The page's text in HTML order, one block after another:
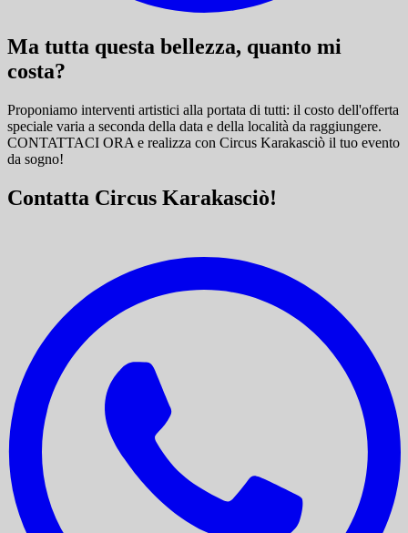
Ma tutta questa bellezza, quanto mi
costa?
Proponiamo interventi artistici alla portata di tutti: il costo dell'offerta
speciale varia a seconda della data e della località da raggiungere.
CONTATTACI ORA e realizza con Circus Karakasciò il tuo evento
da sogno!
Contatta Circus Karakasciò!